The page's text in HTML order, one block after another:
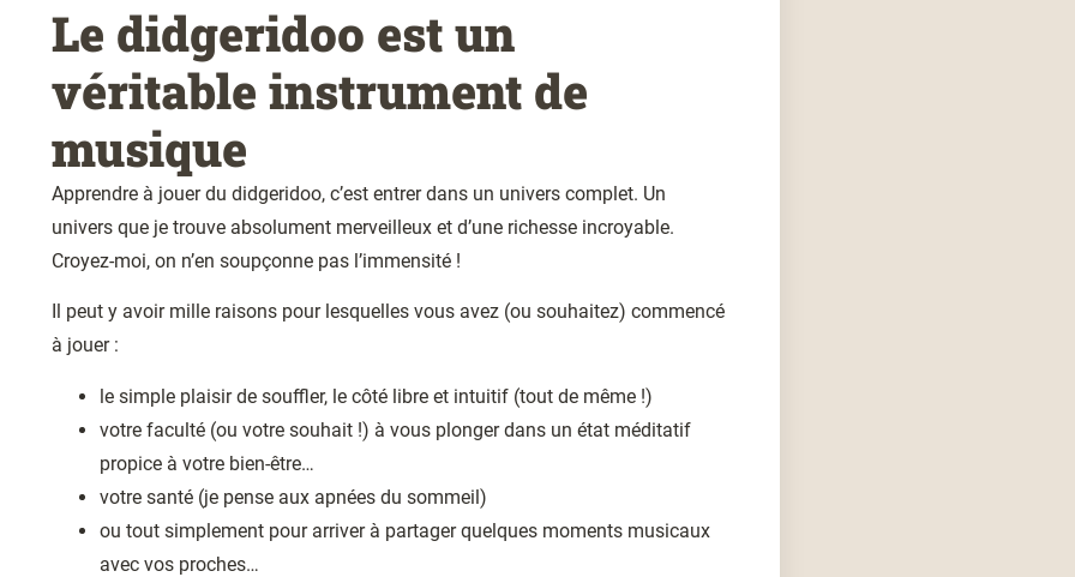
Le didgeridoo est un
véritable instrument de
musique
Apprendre à jouer du didgeridoo, c’est entrer dans un univers complet. Un
univers que je trouve absolument merveilleux et d’une richesse incroyable.
Croyez-moi, on n’en soupçonne pas l’immensité !
peut y avoir mille raisons pour lesquelles vous avez (ou souhaitez) commencé
à jouer :
le simple plaisir de souffler, le côté libre et intuitif (tout de même !)
votre faculté (ou votre souhait !) à vous plonger dans un état méditatif
propice à votre bien-être…
votre santé (je pense aux apnées du sommeil)
ou tout simplement pour arriver à partager quelques moments musicaux
avec vos proches…